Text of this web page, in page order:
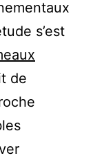
s’est
de